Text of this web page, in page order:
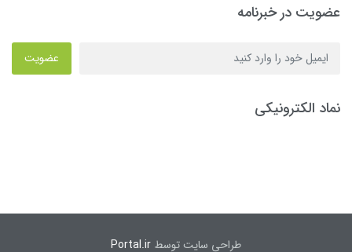
عضویت در خبرنامه
عضویت
نماد الکترونیکی
طراحی سایت توسط Portal.ir